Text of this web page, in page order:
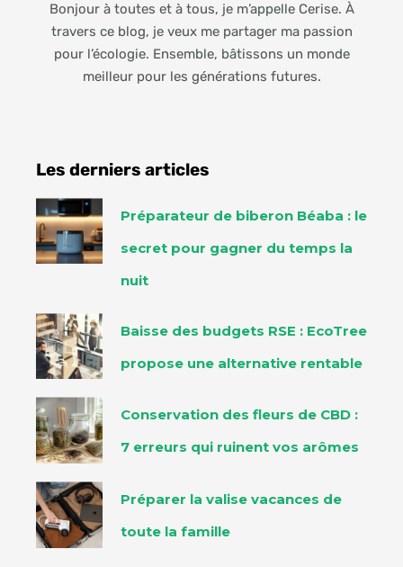
Bonjour à toutes et à tous, je m’appelle Cerise. À
travers ce blog, je veux me partager ma passion
pour l’écologie. Ensemble, bâtissons un monde
meilleur pour les générations futures.
Les derniers articles
Préparateur de biberon Béaba : le
secret pour gagner du temps la
nuit
Baisse des budgets RSE : EcoTree
propose une alternative rentable
Conservation des fleurs de CBD :
7 erreurs qui ruinent vos arômes
Préparer la valise vacances de
toute la famille